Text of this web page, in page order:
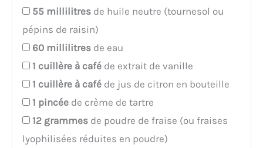
55 millilitres de huile neutre (tournesol ou
pépins de raisin)
60 millilitres de eau
1 cuillère à café de extrait de vanille
1 cuillère à café de jus de citron en bouteille
1 pincée de crème de tartre
12 grammes de poudre de fraise (ou fraises
lyophilisées réduites en poudre)